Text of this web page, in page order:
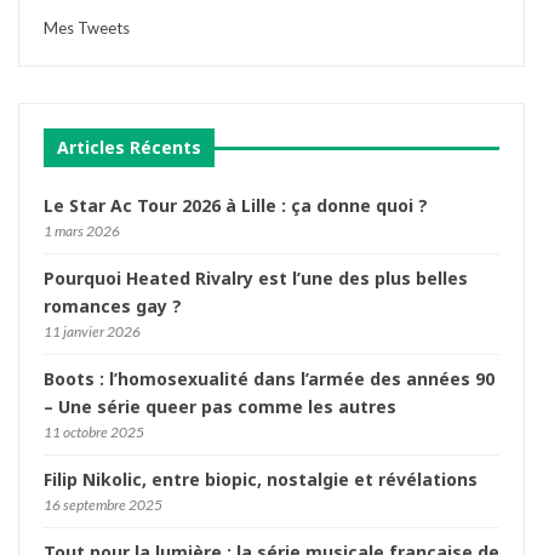
Mes Tweets
Articles Récents
Le Star Ac Tour 2026 à Lille : ça donne quoi ?
1 mars 2026
Pourquoi Heated Rivalry est l’une des plus belles
romances gay ?
11 janvier 2026
Boots : l’homosexualité dans l’armée des années 90
– Une série queer pas comme les autres
11 octobre 2025
Filip Nikolic, entre biopic, nostalgie et révélations
16 septembre 2025